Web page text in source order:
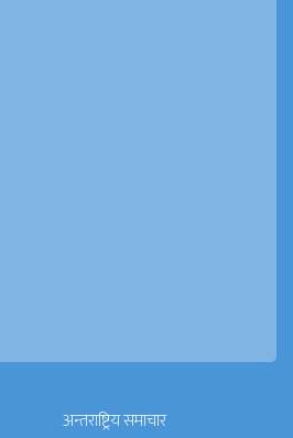
अन्तराष्ट्रिय समाचार